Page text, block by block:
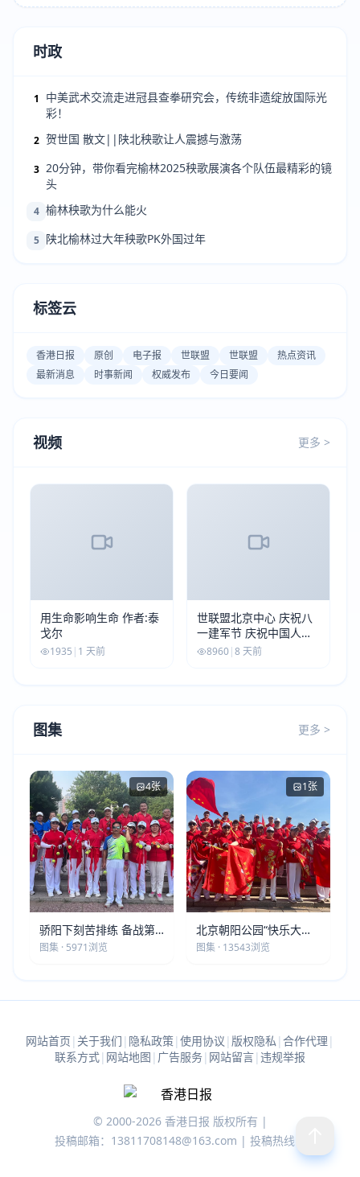
时政
1
中美武术交流走进冠县查拳研究会，传统非遗绽放国际光
彩！
2 贺世国 散文||陕北秧歌让人震撼与激荡
3 20分钟，带你看完榆林2025秧歌展演各个队伍最精彩的镜
头
4 榆林秧歌为什么能火
5 陕北榆林过大年秧歌PK外国过年
标签云
香港日报 原创 电子报 世联盟 世联盟
热点资讯
最新消息
时事新闻 权威发布 今日要闻
视频 更多 >
用生命影响生命 作者:泰
戈尔
1935 | 1 天前
世联盟北京中心 庆祝八
一建军节 庆祝中国人民
解放军建军99周年
8960|8 天前
图集 更多 >
4张
骄阳下刻苦排练 备战第
五届莫斯科世界大健康运
图集 · 5971浏览
1张
北京朝阳公园“快乐大本
营”建党105周年庆祝活动
图集 · 13543浏览
网站首页 | 关于我们 | 隐私政策| 使用协议 | 版权隐私 | 合作代理 |
联系方式| 网站地图 | 广告服务| 网站留言| 违规举报
© 2000-2026 香港日报 版权所有 |
投稿邮箱：13811708148@163.com | 投稿热线：